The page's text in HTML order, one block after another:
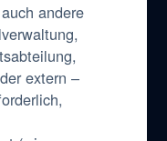
andere
extern –